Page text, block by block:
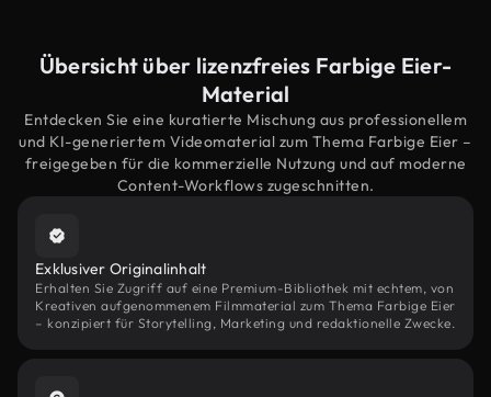
Übersicht über lizenzfreies Farbige Eier-
Material
Entdecken Sie eine kuratierte Mischung aus professionellem
und KI-generiertem Videomaterial zum Thema Farbige Eier –
freigegeben für die kommerzielle Nutzung und auf moderne
Content-Workflows zugeschnitten.
Exklusiver Originalinhalt
Erhalten Sie Zugriff auf eine Premium-Bibliothek mit echtem, von
Kreativen aufgenommenem Filmmaterial zum Thema Farbige Eier
– konzipiert für Storytelling, Marketing und redaktionelle Zwecke.